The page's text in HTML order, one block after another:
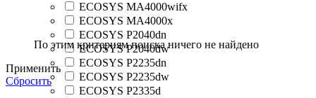
ECOSYS MA4000wifx
ECOSYS MA4000x
ECOSYS P2040dn
ECOSYS P2040dw
ECOSYS P2235dn
ECOSYS P2235dw
ECOSYS P2335d
По этим критериям поиска ничего не найдено
Применить
Сбросить